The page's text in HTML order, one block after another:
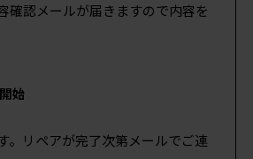
確認メールが届きますので内容を
始
。リペアが完了次第メールでご連